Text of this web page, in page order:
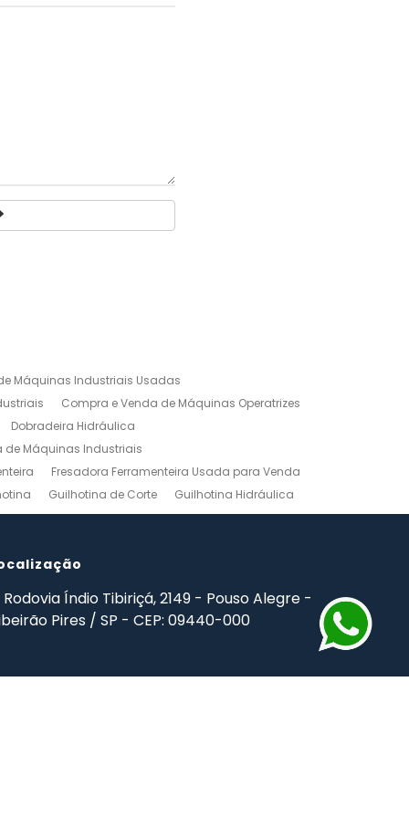
Máquinas Industriais Usadas
Compra e Venda de Máquinas Operatrizes
Dobradeira Hidráulica
de Máquinas Industriais
Fresadora Ferramenteira Usada para Venda
Guilhotina de Corte
Guilhotina Hidráulica
Maquinas para Marceneiro
Ferramentas Industriais Compra e Venda
Rodovia Índio Tibiriçá, 2149 - Pouso Alegre -
Pires / SP - CEP: 09440-000